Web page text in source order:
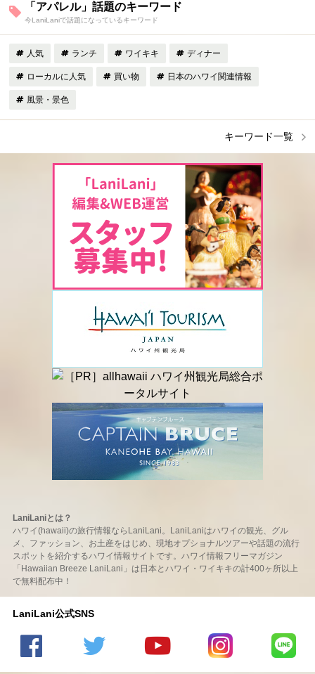
「アパレル」話題のキーワード
今LaniLaniで話題になっているキーワード
人気 ランチ ワイキキ ディナー
ローカルに人気 買い物 日本のハワイ関連情報
風景・景色
キーワード一覧
LaniLaniとは？
ハワイ(hawaii)の旅行情報ならLaniLani。LaniLaniはハワイの観光、グル
メ、ファッション、お土産をはじめ、現地オプショナルツアーや話題の流行
スポットを紹介するハワイ情報サイトです。ハワイ情報フリーマガジン
「Hawaiian Breeze LaniLani」は日本とハワイ・ワイキキの計400ヶ所以上
で無料配布中！
LaniLani公式SNS
LaniLani LaniLani